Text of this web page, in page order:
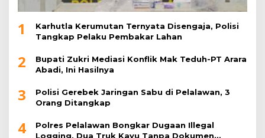
1
Karhutla Kerumutan Ternyata Disengaja, Polisi
Tangkap Pelaku Pembakar Lahan
2
Bupati Zukri Mediasi Konflik Mak Teduh-PT Arara
Abadi, Ini Hasilnya
3
Polisi Gerebek Jaringan Sabu di Pelalawan, 3
Orang Ditangkap
4
Polres Pelalawan Bongkar Dugaan Illegal
Logging, Dua Truk Kayu Tanpa Dokumen